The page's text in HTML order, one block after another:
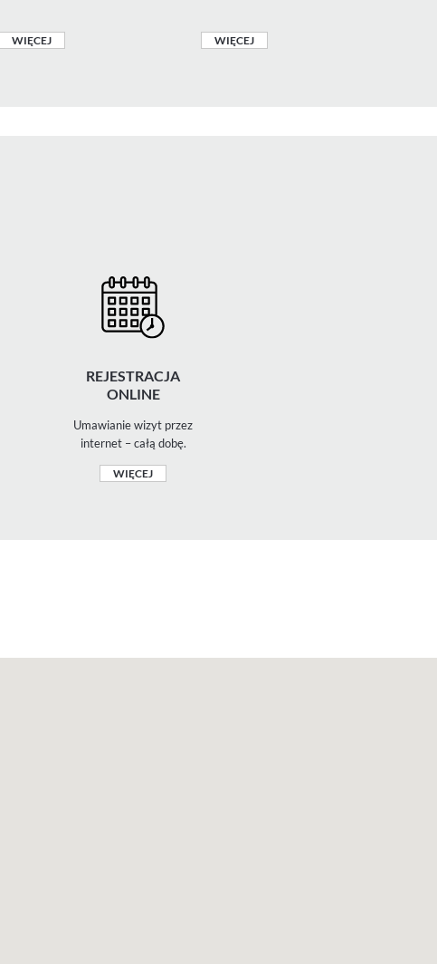
WIĘCEJ WIĘCEJ
REJESTRACJA
ONLINE
Umawianie wizyt przez
internet – całą dobę.
WIĘCEJ